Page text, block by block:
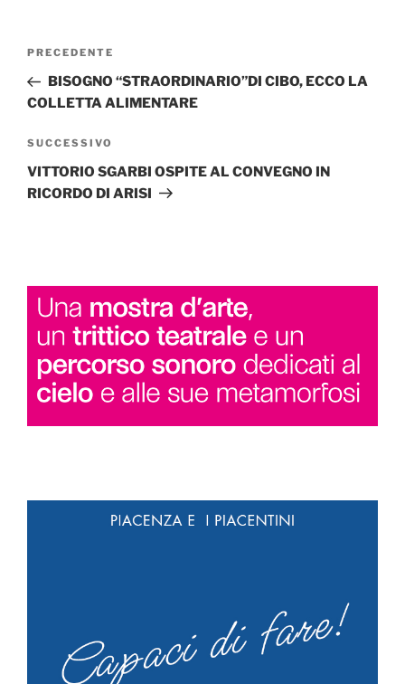
Navigazione
Articolo
precedente:
PRECEDENTE
BISOGNO “STRAORDINARIO”DI CIBO, ECCO LA
COLLETTA ALIMENTARE
Articolo
successivo
SUCCESSIVO
VITTORIO SGARBI OSPITE AL CONVEGNO IN
RICORDO DI ARISI